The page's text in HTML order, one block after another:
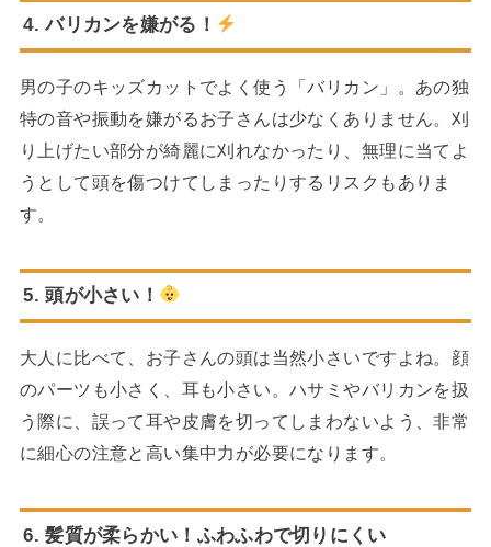
4. バリカンを嫌がる！
男の子のキッズカットでよく使う「バリカン」。あの独
特の音や振動を嫌がるお子さんは少なくありません。刈
り上げたい部分が綺麗に刈れなかったり、無理に当てよ
うとして頭を傷つけてしまったりするリスクもありま
す。
5. 頭が小さい！
大人に比べて、お子さんの頭は当然小さいですよね。顔
のパーツも小さく、耳も小さい。ハサミやバリカンを扱
う際に、誤って耳や皮膚を切ってしまわないよう、非常
に細心の注意と高い集中力が必要になります。
6. 髪質が柔らかい！ふわふわで切りにくい